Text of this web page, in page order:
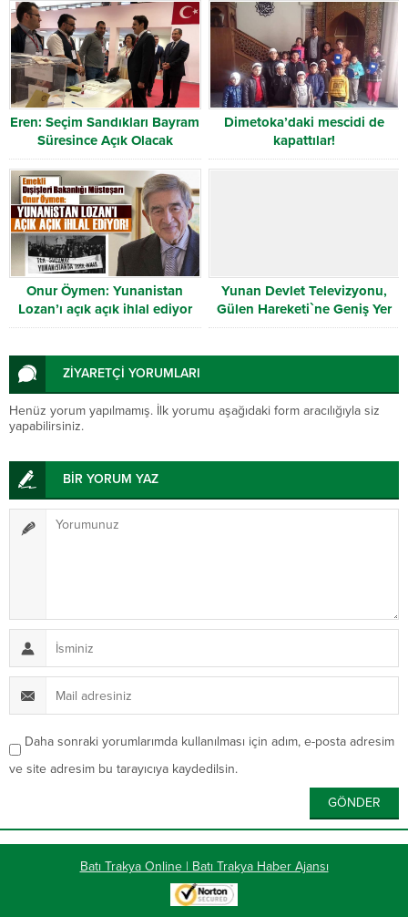
Eren: Seçim Sandıkları Bayram
Süresince Açık Olacak
Dimetoka’daki mescidi de
kapattılar!
Onur Öymen: Yunanistan
Lozan’ı açık açık ihlal ediyor
Yunan Devlet Televizyonu,
Gülen Hareketi`ne Geniş Yer
Verdi
ZİYARETÇİ YORUMLARI
Henüz yorum yapılmamış. İlk yorumu aşağıdaki form aracılığıyla siz
yapabilirsiniz.
BİR YORUM YAZ
Daha sonraki yorumlarımda kullanılması için adım, e-posta adresim
ve site adresim bu tarayıcıya kaydedilsin.
Batı Trakya Online | Batı Trakya Haber Ajansı